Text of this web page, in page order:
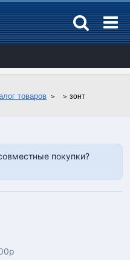
товаров зонт
покупки?